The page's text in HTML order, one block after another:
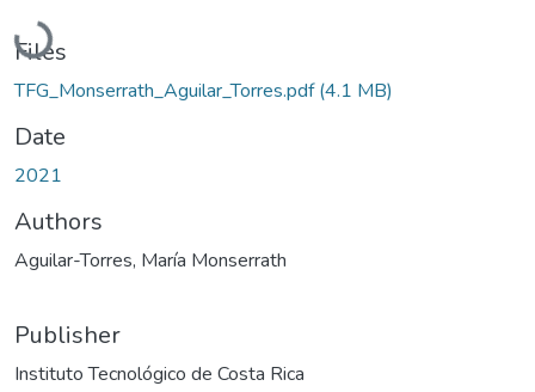
Loading...
Files
TFG_Monserrath_Aguilar_Torres.pdf(4.1 MB)
Date
2021
Authors
Aguilar-Torres, María Monserrath
Publisher
Instituto Tecnológico de Costa Rica